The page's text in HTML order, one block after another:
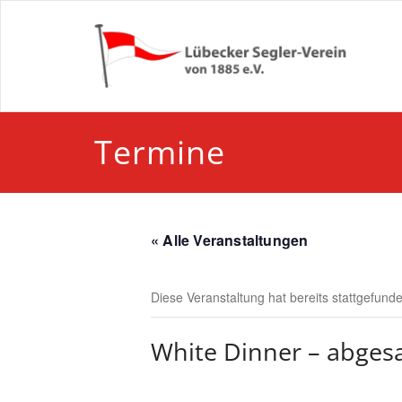
Termine
« Alle Veranstaltungen
Diese Veranstaltung hat bereits
White Dinner –